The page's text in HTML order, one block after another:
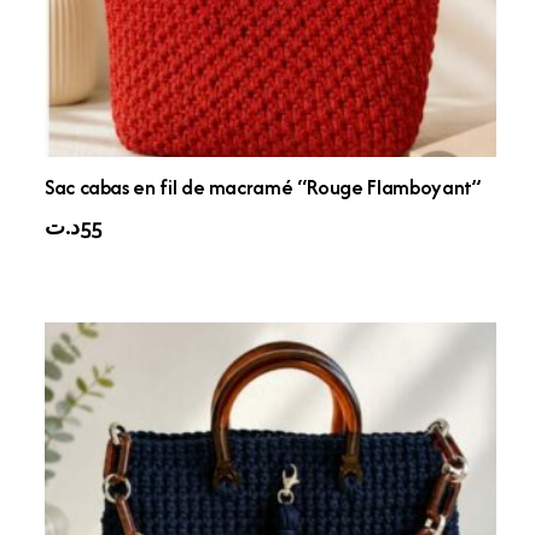
Sac cabas en fil de macramé “Rouge Flamboyant”
55د.ت